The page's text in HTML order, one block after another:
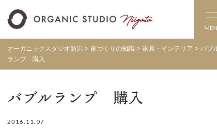
オーガニックスタジオ新潟 > 家づくりの知識 > 家具・インテリア > バブ
ランプ 購入
バブルランプ 購入
2016.11.07